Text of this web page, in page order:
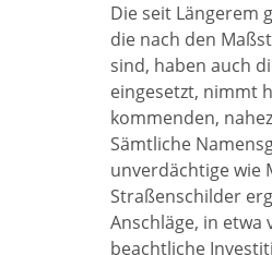
Die seit Längerem
die nach den
sind, haben auch
eingesetzt, nimmt
kommenden,
Sämtliche
unverdächtige wie
Straßenschilder
Anschläge, in etwa
beachtliche